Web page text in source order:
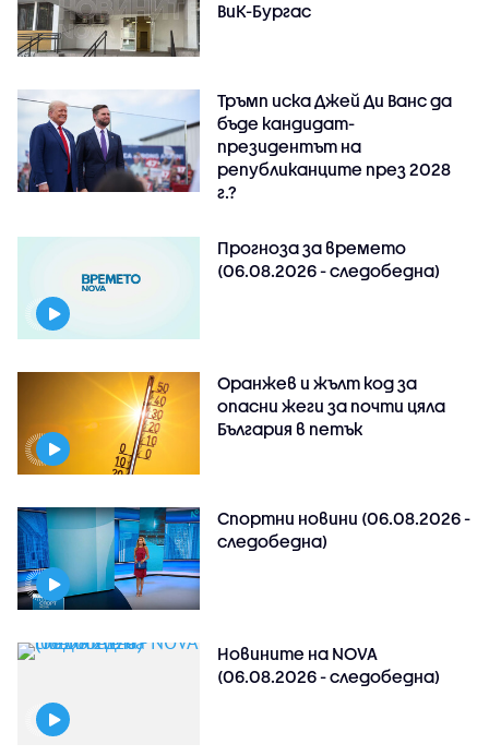
ВиК-Бургас
Тръмп иска Джей Ди Ванс да
бъде кандидат-
президентът на
републиканците през 2028
г.?
Прогноза за времето
(06.08.2026 - следобедна)
Оранжев и жълт код за
опасни жеги за почти цяла
България в петък
Спортни новини (06.08.2026 -
следобедна)
Новините на NOVA
(06.08.2026 - следобедна)